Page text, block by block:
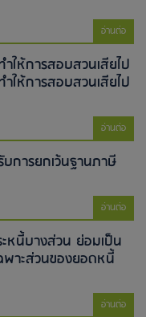
อ่านต่อ
ห้การสอบสวนเสียไป​
ห้การสอบสวนเสียไป​
อ่านต่อ
การยกเว้นฐานภาษี
อ่านต่อ
หนี้บางส่วน ย่อมเป็น
พาะส่วนของยอดหนี้
อ่านต่อ